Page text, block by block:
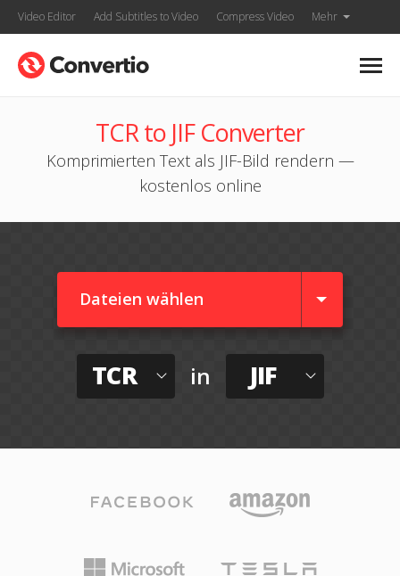
Video Editor Add Subtitles to Video Compress Video Mehr
TCR to JIF Converter
Komprimierten Text als JIF-Bild rendern —
kostenlos online
Dateien wählen
TCR in JIF